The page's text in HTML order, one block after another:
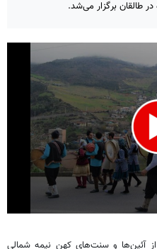
طالقان برگزار می‌شد.
0
of
آئین‌ها و سنت‌های کهن نیمه شمالی